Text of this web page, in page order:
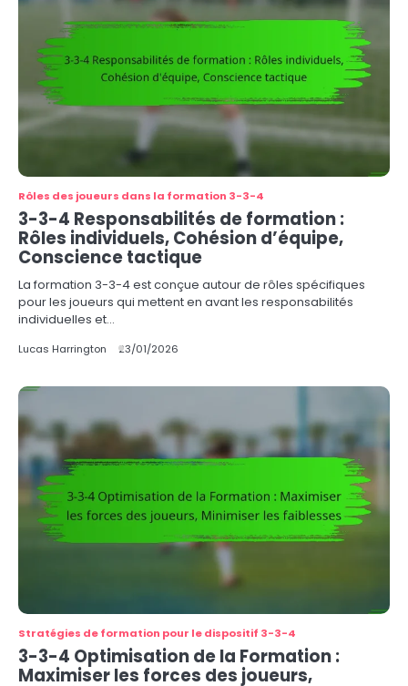
Rôles des joueurs dans la formation 3-3-4
3-3-4 Responsabilités de formation :
Rôles individuels, Cohésion d’équipe,
Conscience tactique
La formation 3-3-4 est conçue autour de rôles spécifiques
pour les joueurs qui mettent en avant les responsabilités
individuelles et…
Lucas Harrington 23/01/2026
Stratégies de formation pour le dispositif 3-3-4
3-3-4 Optimisation de la Formation :
Maximiser les forces des joueurs,